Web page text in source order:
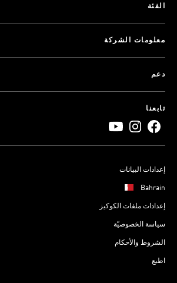
الفئة
معلومات الشركة
دعم
تابعنا
إعدادات البيانات
Bahrain
إعدادات ملفات الكوكيز
سياسة الخصوصيّة
الشروط والأحكام
اطبع